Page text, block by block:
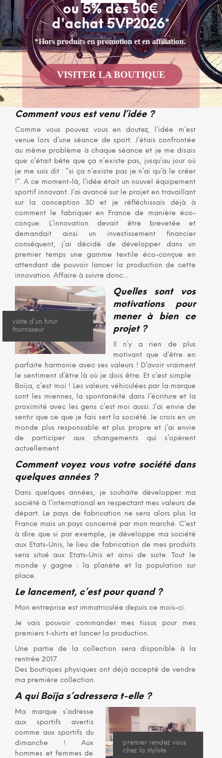
réduction de la biodiversité, pollution, survenance de
nouveaux problèmes de santé, chômage et perte de
savoir faire, Boïja a décidé d’agir ! Les matières
premières de chaque produit proviendront de filières
de recyclage et/ou de l’agriculture biologique.
L’ambition de la marque est de devenir une référence
dans le secteur du sport et du textile, en prouvant qu’il
est encore possible de nos jours de fabriquer à faible
impact environnemental des produits de haute
performance.
Comment vous est venu l’idée ?
Comme vous pouvez vous en doutez, l’idée m’est
venue lors d’une séance de sport. J’étais confrontée
au même problème à chaque séance et je me disais
que c’était bête que ça n’existe pas, jusqu’au jour où
je me suis dit : “si ça n’existe pas je n’ai qu’à le créer
!”. A ce moment-là, l’idée était un nouvel équipement
sportif innovant. J’ai avancé sur le projet en travaillant
sur la conception 3D et je réfléchissais déjà à
comment le fabriquer en France de manière éco-
conçue. L’innovation devait être brevetée et
demandait ainsi un investissement financier
conséquent, j’ai décidé de développer dans un
premier temps une gamme textile éco-conçue en
attendant de pouvoir lancer la production de cette
innovation. Affaire à suivre donc…
visite d’un futur
fournisseur
Quelles sont vos
motivations pour
mener à bien ce
projet ?
Il n’y a rien de plus
motivant que d’être en
parfaite harmonie avec ses valeurs ! D’avoir vraiment
le sentiment d’être là où je dois être. Et c’est simple :
Boïja, c’est moi ! Les valeurs véhiculées par la marque
sont les miennes, la spontanéité dans l’écriture et la
proximité avec les gens c’est moi aussi. J’ai envie de
sentir que ce que je fais sert la société. Je crois en un
monde plus responsable et plus propre et j’ai envie
de participer aux changements qui s’opèrent
actuellement.
Comment voyez vous votre société dans
quelques années ?
Dans quelques années, je souhaite développer ma
société à l’international en respectant mes valeurs de
départ. Le pays de fabrication ne sera alors plus la
France mais un pays concerné par mon marché. C’est
à dire que si par exemple, je développe ma société
aux Etats-Unis, le lieu de fabrication de mes produits
sera situé aux Etats-Unis et ainsi de suite. Tout le
monde y gagne : la planète et la population sur
place.
Le lancement, c’est pour quand ?
Mon entreprise est immatriculée depuis ce mois-ci.
Je vais pouvoir commander mes tissus pour mes
premiers t-shirts et lancer la production.
Une partie de la collection sera disponible à la
rentrée 2017.
Des boutiques physiques ont déjà accepté de vendre
ma première collection.
A qui Boïja s’adressera t-elle ?
premier rendez vous
chez la styliste
Ma marque s’adresse
aux sportifs avertis
comme aux sportifs du
dimanche ! Aux
hommes et femmes de
ou 5% dès 50€
d'achat 5VP2026*
*Hors produits en promotion et en affiliation.
VISITER LA BOUTIQUE